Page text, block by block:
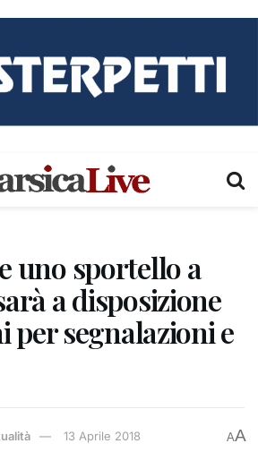
uno sportello a
a disposizione
per segnalazioni e
13 Aprile 2018 AA